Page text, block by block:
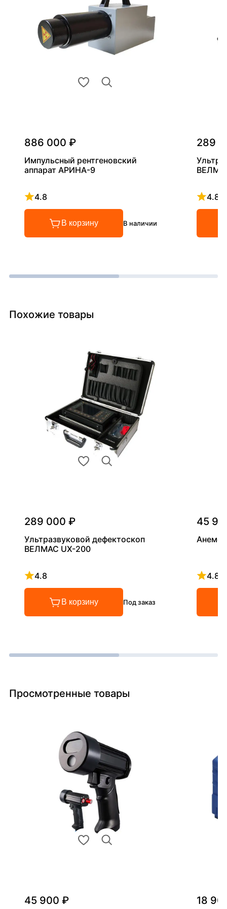
886 000 ₽
Импульсный рентгеновский
аппарат АРИНА-9
4.8
Рейтинг 4.8 из 5
В корзину В наличии
289
4.8
Похожие товары
289 000 ₽
Ультразвуковой дефектоскоп
ВЕЛМАС UX-200
4.8
Рейтинг 4.8 из 5
В корзину Под заказ
45
4.8
Просмотренные товары
45 900 ₽ 18